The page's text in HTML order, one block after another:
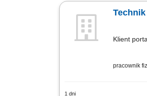
Klient
pracownik
1 dni